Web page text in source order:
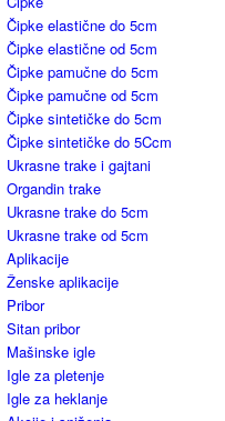
Čipke elastične do 5cm
Čipke elastične od 5cm
Čipke pamučne do 5cm
Čipke pamučne od 5cm
Čipke sintetičke do 5cm
Čipke sintetičke do 5Ccm
Ukrasne trake i gajtani
Organdin trake
Ukrasne trake do 5cm
Ukrasne trake od 5cm
Aplikacije
Ženske aplikacije
Pribor
Sitan pribor
Mašinske igle
Igle za pletenje
Igle za heklanje